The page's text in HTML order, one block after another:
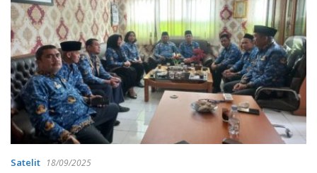
Satelit 18/09/2025